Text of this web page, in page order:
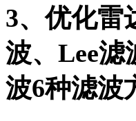
3、优化雷
波、Lee滤
波6种滤波